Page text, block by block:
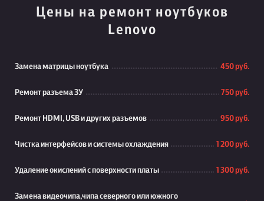
Цены на ремонт ноутбуков
Lenovo
Замена матрицы ноутбука 450 руб.
Ремонт разъема ЗУ 750 руб.
Ремонт HDMI, USB и других разъемов 950 руб.
Чистка интерфейсов и системы охлаждения 1 200 руб.
Удаление окислений с поверхности платы 1 300 руб.
Замена видеочипа,чипа северного или южного